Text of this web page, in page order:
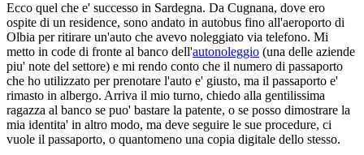
Ecco quel che e' successo in Sardegna. Da Cugnana, dove ero
ospite di un residence, sono andato in autobus fino all'aeroporto di
Olbia per ritirare un'auto che avevo noleggiato via telefono. Mi
metto in code di fronte al banco dell'autonoleggio (una delle aziende
piu' note del settore) e mi rendo conto che il numero di passaporto
che ho utilizzato per prenotare l'auto e' giusto, ma il passaporto e'
rimasto in albergo. Arriva il mio turno, chiedo alla gentilissima
ragazza al banco se puo' bastare la patente, o se posso dimostrare la
mia identita' in altro modo, ma deve seguire le sue procedure, ci
vuole il passaporto, o quantomeno una copia digitale dello stesso.